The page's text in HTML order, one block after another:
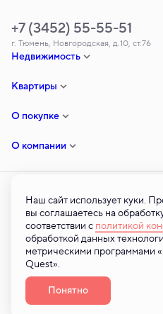
Недвижимость
Квартиры
О покупке
О компании
+7 (3452) 55-55-51
г. Тюмень, Новгородская, д.10, ст.76
© ООО «ТСЗ» — 2026 © Все права на
принадлежат ООО «ТСЗ». Любая
данном сайте, носит исключительно
каких условиях не является
положениями статьи 437 ГК РФ. 2026
Наш сайт использует куки.
вы соглашаетесь на
соответствии с политикой
обработкой данных
метрическими программами
Quest».
Понятно